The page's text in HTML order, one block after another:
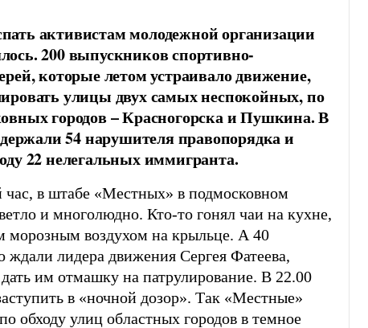
активистам молодежной организации
200 выпускников спортивно-
которые летом устраивало движение,
улицы двух самых неспокойных, по
городов – Красногорска и Пушкина. В
54 нарушителя правопорядка и
22 нелегальных иммигранта.
час, в штабе «Местных» в подмосковном
и многолюдно. Кто-то гонял чаи на кухне,
морозным воздухом на крыльце. А 40
ждали лидера движения Сергея Фатеева,
им отмашку на патрулирование. В 22.00
в «ночной дозор». Так «Местные»
обходу улиц областных городов в темное